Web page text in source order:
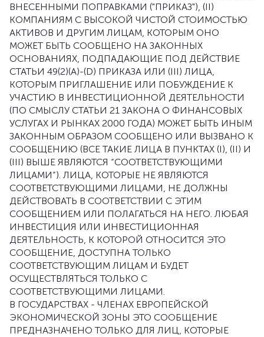
ВНЕСЕННЫМИ ПОПРАВКАМИ ("ПРИКАЗ"), (II)
КОМПАНИЯМ С ВЫСОКОЙ ЧИСТОЙ СТОИМОСТЬЮ
АКТИВОВ И ДРУГИМ ЛИЦАМ, КОТОРЫМ ОНО
МОЖЕТ БЫТЬ СООБЩЕНО НА ЗАКОННЫХ
ОСНОВАНИЯХ, ПОДПАДАЮЩИЕ ПОД ДЕЙСТВИЕ
СТАТЬИ 49(2)(A)-(D) ПРИКАЗА ИЛИ (III) ЛИЦА,
КОТОРЫМ ПРИГЛАШЕНИЕ ИЛИ ПОБУЖДЕНИЕ К
УЧАСТИЮ В ИНВЕСТИЦИОННОЙ ДЕЯТЕЛЬНОСТИ
(ПО СМЫСЛУ СТАТЬИ 21 ЗАКОНА О ФИНАНСОВЫХ
УСЛУГАХ И РЫНКАХ 2000 ГОДА) МОЖЕТ БЫТЬ ИНЫМ
ЗАКОННЫМ ОБРАЗОМ СООБЩЕНО ИЛИ ВЫЗВАНО К
СООБЩЕНИЮ (ВСЕ ТАКИЕ ЛИЦА В ПУНКТАХ (I), (II) И
(III) ВЫШЕ ЯВЛЯЮТСЯ “СООТВЕТСТВУЮЩИМИ
ЛИЦАМИ”). ЛИЦА, КОТОРЫЕ НЕ ЯВЛЯЮТСЯ
СООТВЕТСТВУЮЩИМИ ЛИЦАМИ, НЕ ДОЛЖНЫ
ДЕЙСТВОВАТЬ В СООТВЕТСТВИИ С ЭТИМ
СООБЩЕНИЕМ ИЛИ ПОЛАГАТЬСЯ НА НЕГО. ЛЮБАЯ
ИНВЕСТИЦИЯ ИЛИ ИНВЕСТИЦИОННАЯ
ДЕЯТЕЛЬНОСТЬ, К КОТОРОЙ ОТНОСИТСЯ ЭТО
СООБЩЕНИЕ, ДОСТУПНА ТОЛЬКО
СООТВЕТСТВУЮЩИМ ЛИЦАМ И БУДЕТ
ОСУЩЕСТВЛЯТЬСЯ ТОЛЬКО С
СООТВЕТСТВУЮЩИМИ ЛИЦАМИ.
В ГОСУДАРСТВАХ - ЧЛЕНАХ ЕВРОПЕЙСКОЙ
ЭКОНОМИЧЕСКОЙ ЗОНЫ ЭТО СООБЩЕНИЕ
ПРЕДНАЗНАЧЕНО ТОЛЬКО ДЛЯ ЛИЦ, КОТОРЫЕ